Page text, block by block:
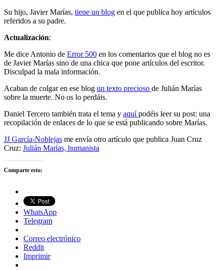
Su hijo, Javier Marías, tiene un blog en el que publica hoy artículos
referidos a su padre.
Actualización:
Me dice Antonio de Error 500 en los comentarios que el blog no es
de Javier Marías sino de una chica que pone artículos del escritor.
Disculpad la mala información.
Acaban de colgar en ese blog un texto precioso de Julián Marías
sobre la muerte. No os lo perdáis.
Daniel Tercero también trata el tema y aquípodéis leer su post: una
recopilación de enlaces de lo que se está publicando sobre Marías.
JJ García-Noblejas me envía otro artículo que publica Juan Cruz
Cruz: Julián Marías, humanista
Comparte esto:
WhatsApp
Telegram
Correo electrónico
Reddit
Imprimir